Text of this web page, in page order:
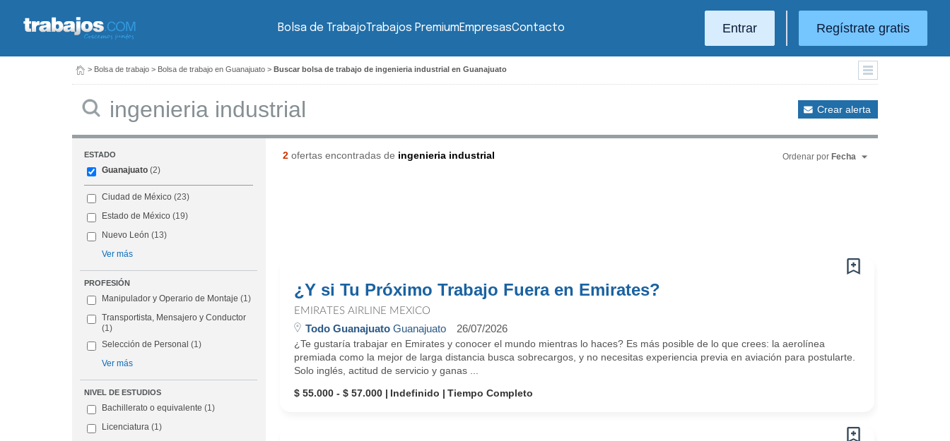
Bolsa de TrabajoTrabajos PremiumEmpresasContacto Entrar Regístrate gratis
> Bolsa de trabajo > Bolsa de trabajo en Guanajuato > Buscar bolsa de trabajo de ingenieria industrial en Guanajuato
Crear alerta
ESTADO
Guanajuato (2)
Ciudad de México (23)
Estado de México (19)
Nuevo León (13)
Ver más
PROFESIÓN
Manipulador y Operario de Montaje (1)
Transportista, Mensajero y Conductor
(1)
Selección de Personal (1)
Ver más
NIVEL DE ESTUDIOS
Bachillerato o equivalente (1)
Licenciatura (1)
2ofertas encontradas de ingenieria industrial Ordenar por Fecha
¿Y si Tu Próximo Trabajo Fuera en Emirates?
EMIRATES AIRLINE MEXICO
Todo GuanajuatoGuanajuato 26/07/2026
¿Te gustaría trabajar en Emirates y conocer el mundo mientras lo haces? Es más posible de lo que crees: la aerolínea
premiada como la mejor de larga distancia busca sobrecargos, y no necesitas experiencia previa en aviación para postularte.
Solo inglés, actitud de servicio y ganas ...
$ 55.000 - $ 57.000
Indefinido Tiempo Completo